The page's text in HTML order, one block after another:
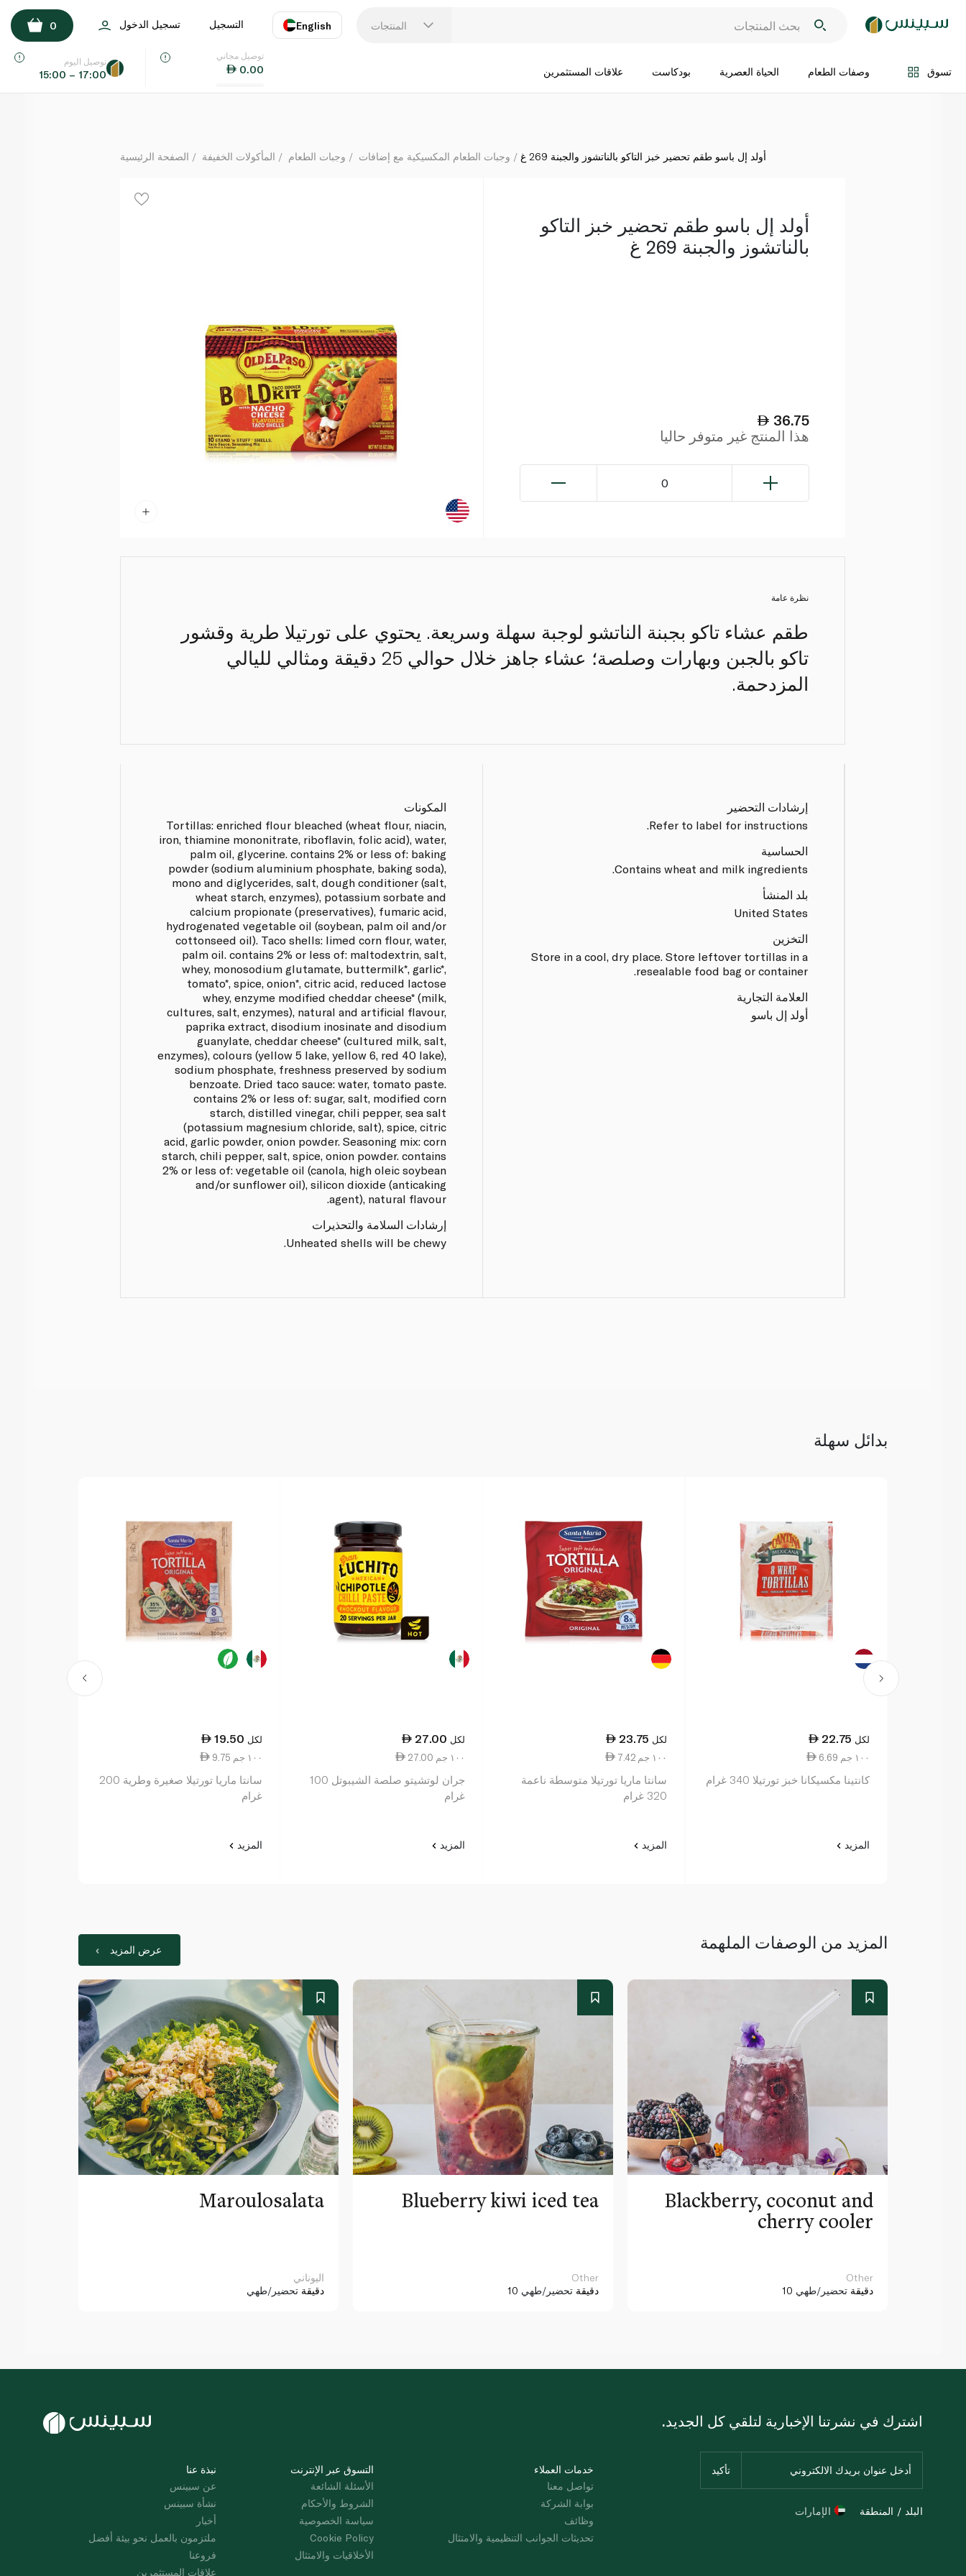
المنتجات English
اللغة
التسجيل تسجيل الدخول 0
تسوق وصفات الطعام الحياة العصرية بودكاست علاقات المستثمرين
توصيل مجاني
0.00
توصيل اليوم
15:00 – 17:00
أولد إل باسو طقم تحضير خبز التاكو بالناتشوز والجبنة 269 غ
اضف الى السلة
الصفحة الرئيسية المأكولات الخفيفة وجبات الطعام وجبات الطعام المكسيكية مع إضافات أولد إل باسو طقم تحضير خبز التاكو بالناتشوز والجبنة 269 غ
أولد إل باسو طقم تحضير خبز التاكو
بالناتشوز والجبنة 269 غ
36.75
هذا المنتج غير متوفر حاليا
0
نظرة عامة
طقم عشاء تاكو بجبنة الناتشو لوجبة سهلة وسريعة. يحتوي على تورتيلا طرية وقشور
تاكو بالجبن وبهارات وصلصة؛ عشاء جاهز خلال حوالي 25 دقيقة ومثالي لليالي
المزدحمة.
إرشادات التحضير
Refer to label for instructions.
الحساسية
Contains wheat and milk ingredients.
بلد المنشأ
United States
التخزين
Store in a cool, dry place. Store leftover tortillas in a
resealable food bag or container.
العلامة التجارية
أولد إل باسو
المكونات
Tortillas: enriched flour bleached (wheat flour, niacin,
iron, thiamine mononitrate, riboflavin, folic acid), water,
palm oil, glycerine. contains 2% or less of: baking
powder (sodium aluminium phosphate, baking soda),
mono and diglycerides, salt, dough conditioner (salt,
wheat starch, enzymes), potassium sorbate and
calcium propionate (preservatives), fumaric acid,
hydrogenated vegetable oil (soybean, palm oil and/or
cottonseed oil). Taco shells: limed corn flour, water,
palm oil. contains 2% or less of: maltodextrin, salt,
whey, monosodium glutamate, buttermilk*, garlic*,
tomato*, spice, onion*, citric acid, reduced lactose
whey, enzyme modified cheddar cheese* (milk,
cultures, salt, enzymes), natural and artificial flavour,
paprika extract, disodium inosinate and disodium
guanylate, cheddar cheese* (cultured milk, salt,
enzymes), colours (yellow 5 lake, yellow 6, red 40 lake),
sodium phosphate, freshness preserved by sodium
benzoate. Dried taco sauce: water, tomato paste.
contains 2% or less of: sugar, salt, modified corn
starch, distilled vinegar, chili pepper, sea salt
(potassium magnesium chloride, salt), spice, citric
acid, garlic powder, onion powder. Seasoning mix: corn
starch, chili pepper, salt, spice, onion powder. contains
2% or less of: vegetable oil (canola, high oleic soybean
and/or sunflower oil), silicon dioxide (anticaking
agent), natural flavour.
إرشادات السلامة والتحذيرات
Unheated shells will be chewy.
بدائل سهلة
22.75 لكل
6.69 ١٠٠ جم
كانتينا مكسيكانا خبز تورتيلا 340 غرام
المزيد
23.75 لكل
7.42 ١٠٠ جم
سانتا ماريا تورتيلا متوسطة ناعمة
320 غرام
المزيد
27.00 لكل
27.00 ١٠٠ جم
جران لوتشيتو صلصة الشيبوتل 100
غرام
المزيد
19.50 لكل
9.75 ١٠٠ جم
سانتا ماريا تورتيلا صغيرة وطرية 200
غرام
المزيد
المزيد من الوصفات الملهمة عرض المزيد
Maroulosalata
اليوناني
دقيقة تحضير/طهي
Blueberry kiwi iced tea
Other
10 دقيقة تحضير/طهي
Blackberry, coconut and
cherry cooler
Other
10 دقيقة تحضير/طهي
نبذة عنا
عن سبينس
نشأة سبينس
أخبار
ملتزمون بالعمل نحو بيئة أفضل
فروعنا
علاقات المستثمرين
التسوق عبر الإنترنت
الأسئلة الشائعة
الشروط والأحكام
سياسة الخصوصية
Cookie Policy
الأخلاقيات والامتثال
خدمات العملاء
تواصل معنا
بوابة الشركة
وظائف
تحديثات الجوانب التنظيمية والامتثال
اشترك في نشرتنا الإخبارية لتلقي كل الجديد.
البلد / المنطقة الإمارات